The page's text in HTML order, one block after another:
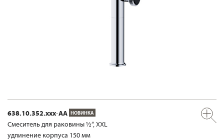
638.10.352.xxx-AA НОВИНКА
Смеситель для раковины ½“, XXL
удлинение корпуса 150 мм